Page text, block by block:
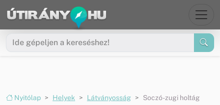
Ugrás a menüre
Ugrás a tartalomra
Nyitólap Helyek Látványosság Soczó-zugi holtág